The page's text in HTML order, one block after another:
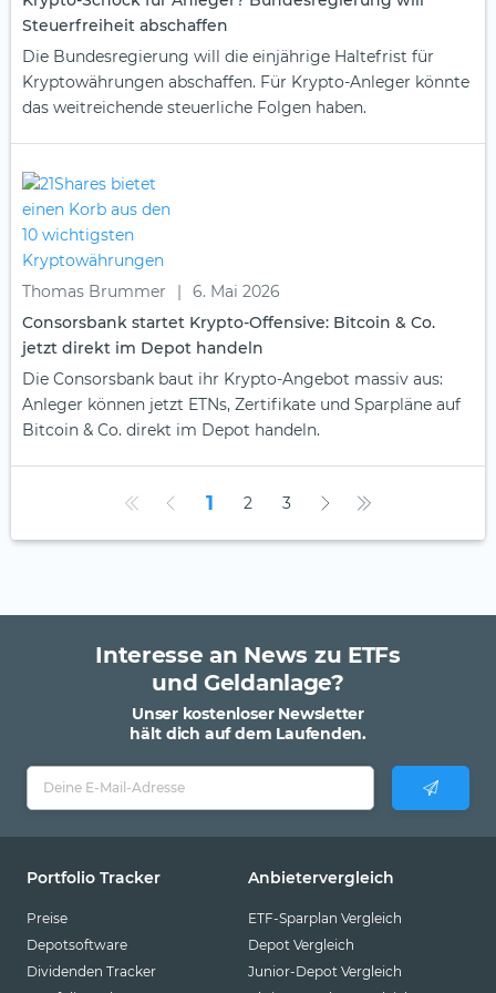
Steuerfreiheit abschaffen
Die Bundesregierung will die einjährige Haltefrist für
Kryptowährungen abschaffen. Für Krypto-Anleger könnte
das weitreichende steuerliche Folgen haben.
Thomas Brummer |
6. Mai 2026
Consorsbank startet Krypto-Offensive: Bitcoin & Co.
jetzt direkt im Depot handeln
Die Consorsbank baut ihr Krypto-Angebot massiv aus:
Anleger können jetzt ETNs, Zertifikate und Sparpläne auf
Bitcoin & Co. direkt im Depot handeln.
1 2 3
Interesse an News zu ETFs
und Geldanlage?
Unser kostenloser Newsletter
hält dich auf dem Laufenden.
Portfolio Tracker
Preise
Depotsoftware
Dividenden Tracker
Anbietervergleich
ETF-Sparplan Vergleich
Depot Vergleich
Junior-Depot Vergleich